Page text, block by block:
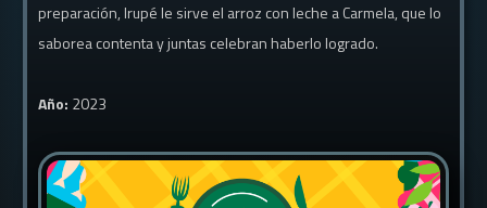
preparación, Irupé le sirve el arroz con leche a Carmela, que lo
saborea contenta y juntas celebran haberlo logrado.
Año: 2023